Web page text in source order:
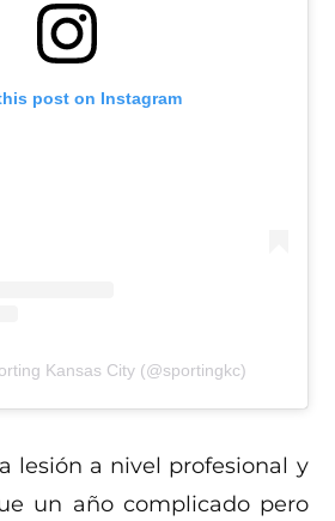
post on Instagram
Kansas City (@sportingkc)
lesión a nivel profesional y
un año complicado pero